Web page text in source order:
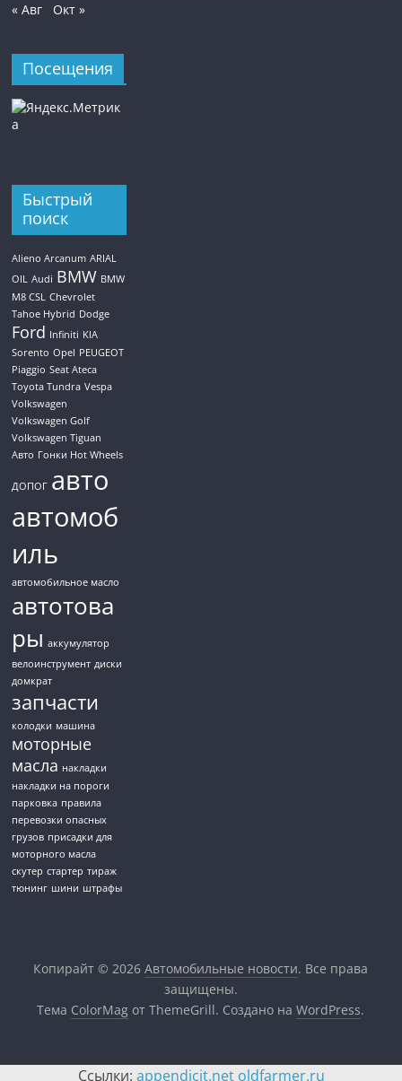
« Авг Окт »
Посещения
Быстрый
поиск
Alieno Arcanum ARIAL
OIL Audi BMW BMW
M8 CSL Chevrolet
Tahoe Hybrid Dodge
Ford Infiniti KIA
Sorento Opel PEUGEOT
Piaggio Seat Ateca
Toyota Tundra Vespa
Volkswagen
Volkswagen Golf
Volkswagen Tiguan
Авто Гонки Hot Wheels
ДОПОГ авто
автомоб
иль
автомобильное масло
автотова
ры аккумулятор
велоинструмент диски
домкрат
запчасти
колодки машина
моторные
масла накладки
накладки на пороги
парковка правила
перевозки опасных
грузов присадки для
моторного масла
скутер стартер тираж
тюнинг шини штрафы
Копирайт © 2026Автомобильные новости. Все права
защищены.
Тема ColorMag от ThemeGrill. Создано наWordPress.
Ссылки: appendicit.net oldfarmer.ru